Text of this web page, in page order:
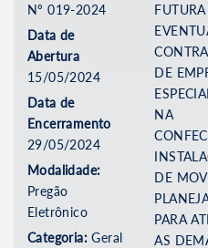
Nº 019-2024
Data de
Abertura
15/05/2024
Data de
Encerramento
29/05/2024
Modalidade:
Pregão
Eletrônico
Categoria:Geral
FUTURA
DE
NA
DE
PARA
AS